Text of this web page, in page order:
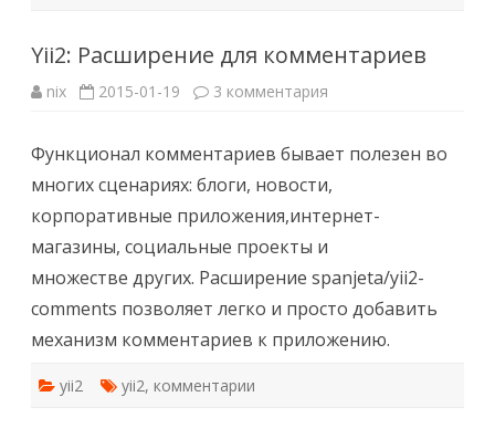
Yii2: Расширение для комментариев
nix 2015-01-19 3 комментария
для
комментариев
Функционал комментариев бывает полезен во
многих сценариях: блоги, новости,
корпоративные приложения,интернет-
магазины, социальные проекты и
множестве других. Расширение spanjeta/yii2-
comments позволяет легко и просто добавить
механизм комментариев к приложению.
yii2 yii2, комментарии